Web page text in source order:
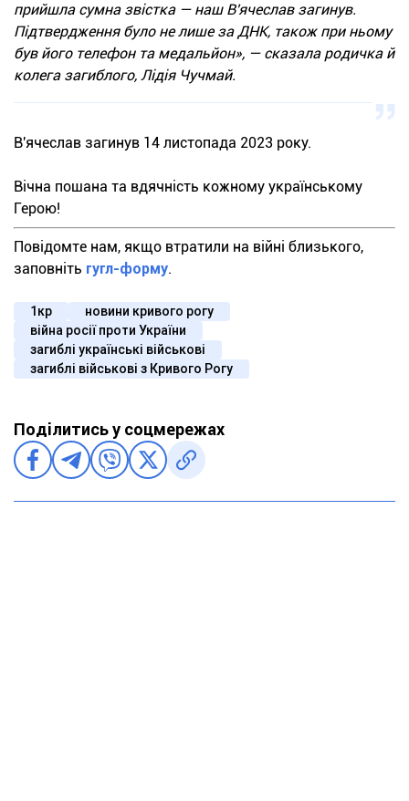
прийшла сумна звістка — наш В'ячеслав загинув.
Підтвердження було не лише за ДНК, також при ньому
був його телефон та медальйон», — сказала родичка й
колега загиблого, Лідія Чучмай.
В'ячеслав загинув 14 листопада 2023 року.
Вічна пошана та вдячність кожному українському
Герою!
Повідомте нам, якщо втратили на війні близького,
заповніть гугл-форму.
1кр
новини кривого рогу
війна росії проти України
загиблі українські військові
загиблі військові з Кривого Рогу
Поділитись у соцмережах